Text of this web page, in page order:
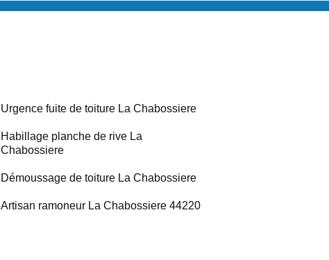
Urgence fuite de toiture La Chabossiere
Habillage planche de rive La
Chabossiere
Démoussage de toiture La Chabossiere
Artisan ramoneur La Chabossiere 44220